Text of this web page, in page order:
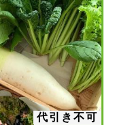
代引き不可